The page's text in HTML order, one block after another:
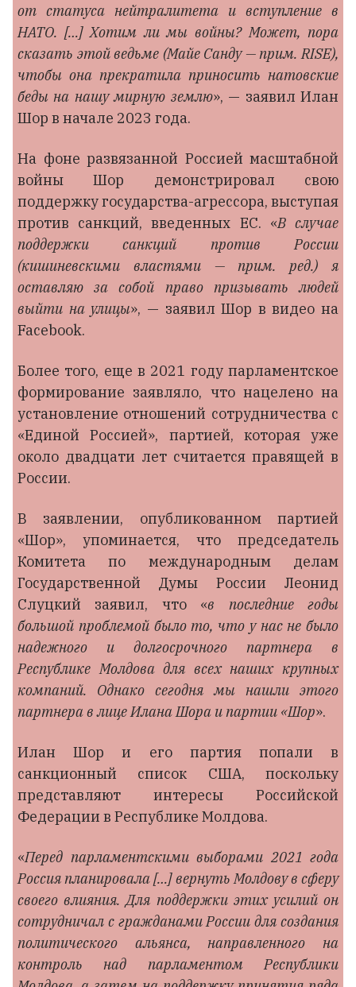
от статуса нейтралитета и вступление в
НАТО. […] Хотим ли мы войны? Может, пора
сказать этой ведьме (Майе Санду — прим. RISE),
чтобы она прекратила приносить натовские
беды на нашу мирную землю», — заявил Илан
Шор в начале 2023 года.
На фоне развязанной Россией масштабной
войны Шор демонстрировал свою
поддержку государства-агрессора, выступая
против санкций, введенных ЕС. «В случае
поддержки санкций против России
(кишиневскими властями — прим. ред.) я
оставляю за собой право призывать людей
выйти на улицы», — заявил Шор в видео на
Facebook.
Более того, еще в 2021 году парламентское
формирование заявляло, что нацелено на
установление отношений сотрудничества с
«Единой Россией», партией, которая уже
около двадцати лет считается правящей в
России.
В заявлении, опубликованном партией
«Шор», упоминается, что председатель
Комитета по международным делам
Государственной Думы России Леонид
Слуцкий заявил, что «в последние годы
большой проблемой было то, что у нас не было
надежного и долгосрочного партнера в
Республике Молдова для всех наших крупных
компаний. Однако сегодня мы нашли этого
партнера в лице Илана Шора и партии «Шор».
Илан Шор и его партия попали в
санкционный список США, поскольку
представляют интересы Российской
Федерации в Республике Молдова.
«Перед парламентскими выборами 2021 года
Россия планировала […] вернуть Молдову в сферу
своего влияния. Для поддержки этих усилий он
сотрудничал с гражданами России для создания
политического альянса, направленного на
контроль над парламентом Республики